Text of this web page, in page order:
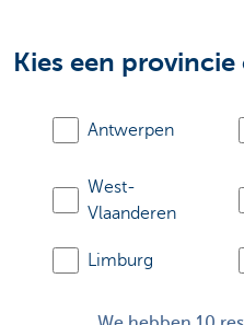
Kies een
Antwerpen
West-
Vlaanderen
Limburg